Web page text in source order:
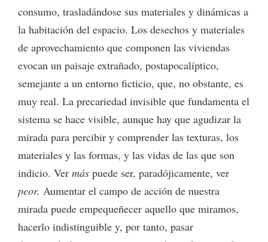
consumo, trasladándose sus materiales y dinámicas a
la habitación del espacio. Los desechos y materiales
de aprovechamiento que componen las viviendas
evocan un paisaje extrañado, postapocalíptico,
semejante a un entorno ficticio, que, no obstante, es
muy real. La precariedad invisible que fundamenta el
sistema se hace visible, aunque hay que agudizar la
mirada para percibir y comprender las texturas, los
materiales y las formas, y las vidas de las que son
indicio. Ver más puede ser, paradójicamente, ver
peor. Aumentar el campo de acción de nuestra
mirada puede empequeñecer aquello que miramos,
hacerlo indistinguible y, por tanto, pasar